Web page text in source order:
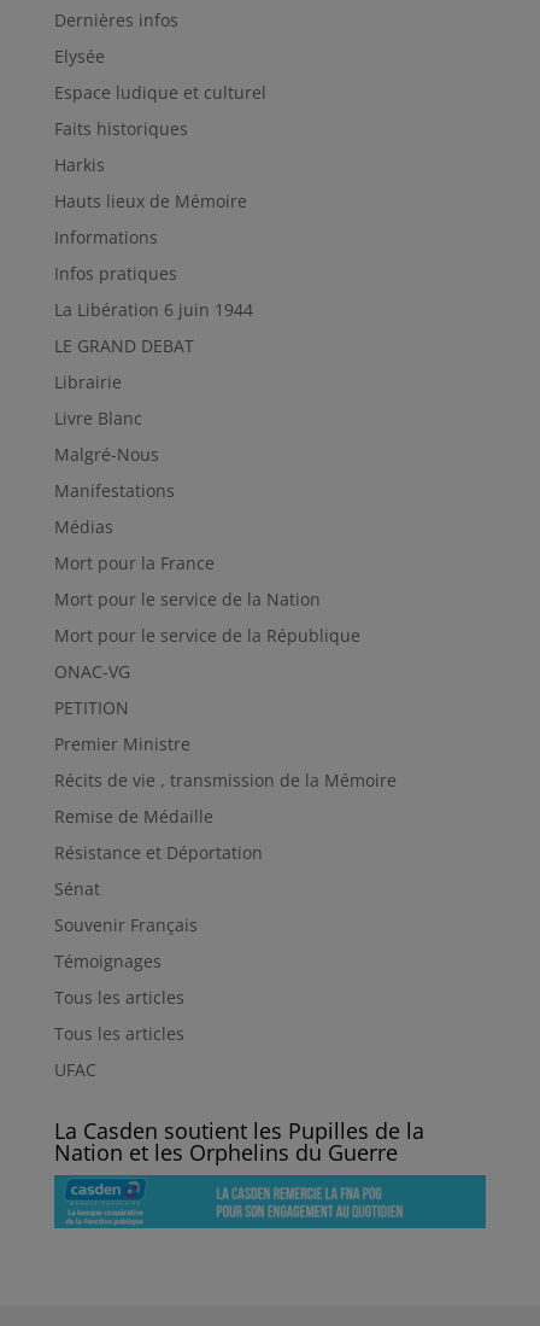
Dernières infos
Elysée
Espace ludique et culturel
Faits historiques
Harkis
Hauts lieux de Mémoire
Informations
Infos pratiques
La Libération 6 juin 1944
LE GRAND DEBAT
Librairie
Livre Blanc
Malgré-Nous
Manifestations
Médias
Mort pour la France
Mort pour le service de la Nation
Mort pour le service de la République
ONAC-VG
PETITION
Premier Ministre
Récits de vie , transmission de la Mémoire
Remise de Médaille
Résistance et Déportation
Sénat
Souvenir Français
Témoignages
Tous les articles
Tous les articles
UFAC
La Casden soutient les Pupilles de la
Nation et les Orphelins du Guerre